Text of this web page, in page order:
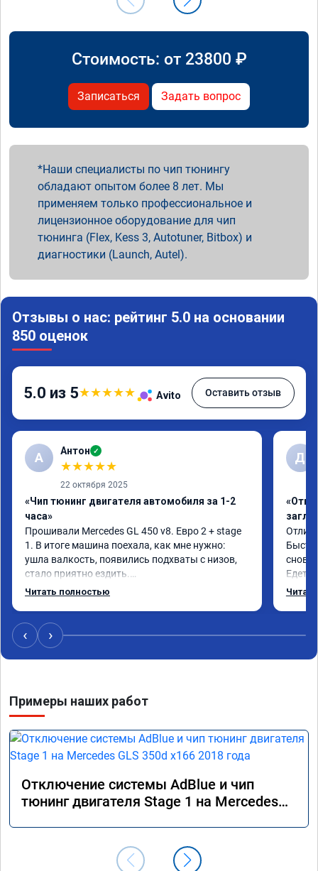
Стоимость: от 23800 ₽
Записаться Задать вопрос
Наши специалисты по чип тюнингу
обладают опытом более 8 лет. Мы
применяем только профессиональное и
лицензионное оборудование для чип
тюнинга (Flex, Kess 3, Autotuner, Bitbox) и
диагностики (Launch, Autel).
Отзывы о нас: рейтинг 5.0 на основании
850 оценок
5.0 из 5★★★★★ Avito Оставить отзыв
А Антон ✓
★★★★★
22 октября 2025
«Чип тюнинг двигателя автомобиля за 1-2
часа»
Прошивали Mercedes GL 450 v8. Евро 2 + stage
1. В итоге машина поехала, как мне нужно:
ушла валкость, появились подхваты с низов,
стало приятно ездить.
Одни из лучших трат, в авто! 🔥
Читать полностью
Д
снова
Едет
‹ ›
Примеры наших работ
Отключение системы AdBlue и чип
тюнинг двигателя Stage 1 на Mercedes